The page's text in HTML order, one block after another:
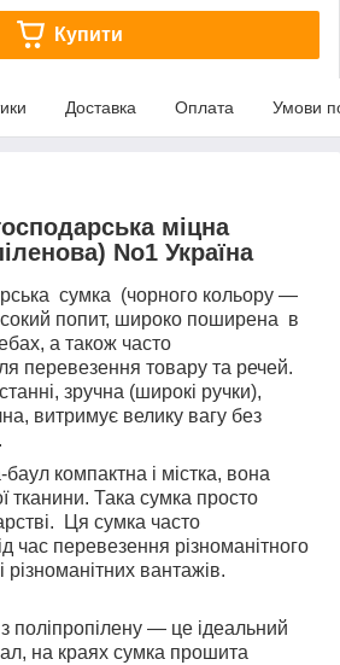
Купити
Доставка Оплата Умови
міцна
No1 Україна
сумка (чорного кольору —
попит, широко поширена в
а також часто
перевезення товару та речей.
зручна (широкі ручки),
витримує велику вагу без
компактна і містка, вона
тканини. Така сумка просто
Ця сумка часто
час перевезення різноманітного
і різноманітних вантажів.
поліпропілену — це ідеальний
на краях сумка прошита